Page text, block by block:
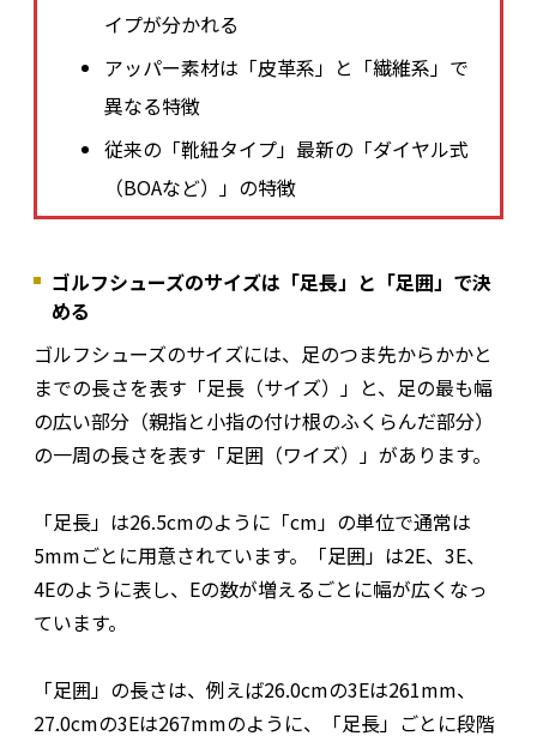
イプが分かれる
アッパー素材は「皮革系」と「繊維系」で
異なる特徴
従来の「靴紐タイプ」最新の「ダイヤル式
（BOAなど）」の特徴
ゴルフシューズのサイズは「足長」と「足囲」で決
める
ゴルフシューズのサイズには、足のつま先からかかと
までの長さを表す「足長（サイズ）」と、足の最も幅
の広い部分（親指と小指の付け根のふくらんだ部分）
の一周の長さを表す「足囲（ワイズ）」があります。
「足長」は26.5cmのように「cm」の単位で通常は
5mmごとに用意されています。「足囲」は2E、3E、
4Eのように表し、Eの数が増えるごとに幅が広くなっ
ています。
「足囲」の長さは、例えば26.0cmの3Eは261mm、
27.0cmの3Eは267mmのように、「足長」ごとに段階